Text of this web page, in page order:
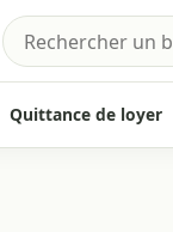
Quittance de loyer